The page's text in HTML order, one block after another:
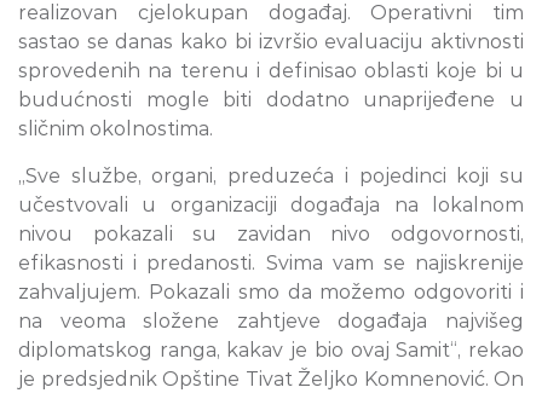
realizovan cjelokupan događaj. Operativni tim
sastao se danas kako bi izvršio evaluaciju aktivnosti
sprovedenih na terenu i definisao oblasti koje bi u
budućnosti mogle biti dodatno unaprijeđene u
sličnim okolnostima.
„Sve službe, organi, preduzeća i pojedinci koji su
učestvovali u organizaciji događaja na lokalnom
nivou pokazali su zavidan nivo odgovornosti,
efikasnosti i predanosti. Svima vam se najiskrenije
zahvaljujem. Pokazali smo da možemo odgovoriti i
na veoma složene zahtjeve događaja najvišeg
diplomatskog ranga, kakav je bio ovaj Samit“, rekao
je predsjednik Opštine Tivat Željko Komnenović. On